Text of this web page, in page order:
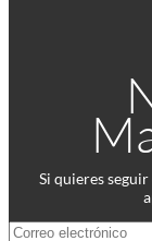
Si quieres